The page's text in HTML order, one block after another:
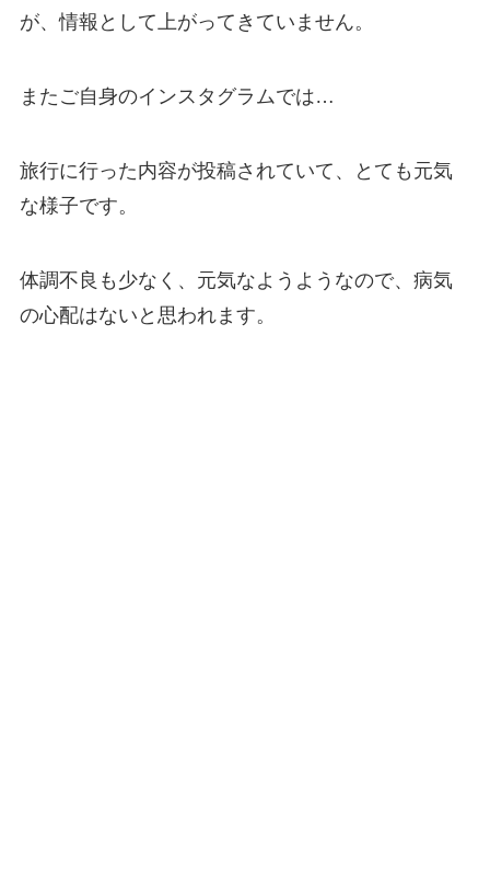
が、情報として上がってきていません。
またご自身のインスタグラムでは…
旅行に行った内容が投稿されていて、とても元気
な様子です。
体調不良も少なく、元気なようようなので、病気
の心配はないと思われます。